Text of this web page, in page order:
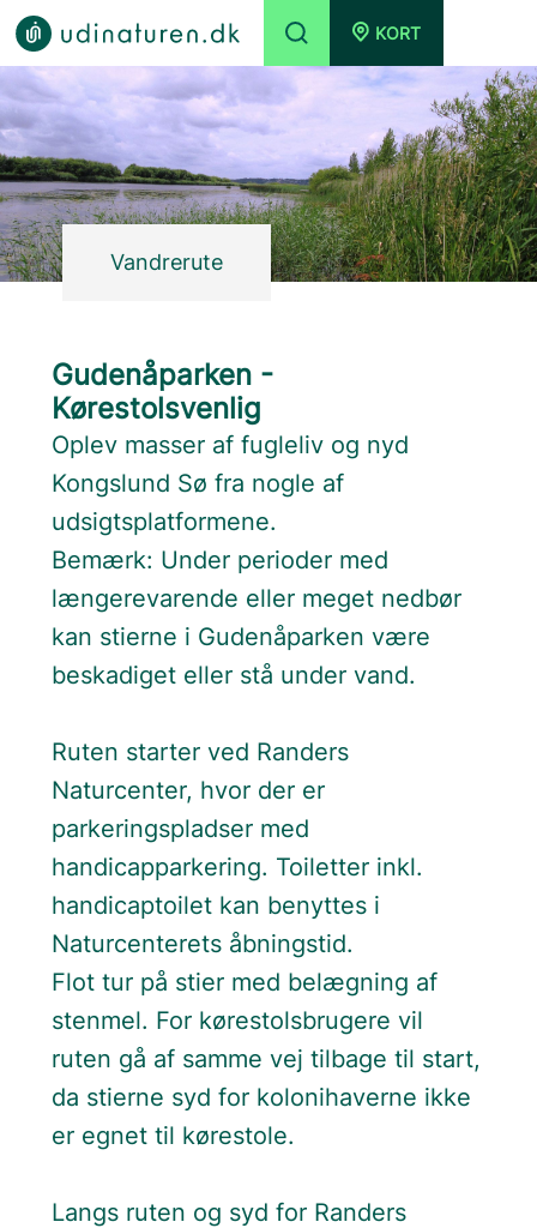
KORT
Vandrerute
Gudenåparken -
Kørestolsvenlig
Oplev masser af fugleliv og nyd
Kongslund Sø fra nogle af
udsigtsplatformene.
Bemærk: Under perioder med
længerevarende eller meget nedbør
kan stierne i Gudenåparken være
beskadiget eller stå under vand.
Ruten starter ved Randers
Naturcenter, hvor der er
parkeringspladser med
handicapparkering. Toiletter inkl.
handicaptoilet kan benyttes i
Naturcenterets åbningstid.
Flot tur på stier med belægning af
stenmel. For kørestolsbrugere vil
ruten gå af samme vej tilbage til start,
da stierne syd for kolonihaverne ikke
er egnet til kørestole.
Langs ruten og syd for Randers